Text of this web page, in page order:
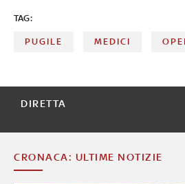
TAG:
PUGILE MEDICI
DIRETTA
CRONACA: ULTIME NOTIZIE